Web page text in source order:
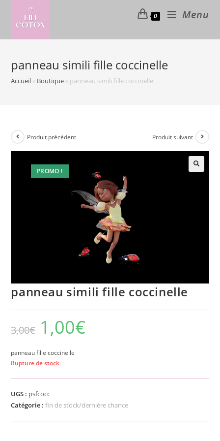
content
0 Menu
panneau simili fille coccinelle
Accueil » Boutique » panneau simili fille coccinelle
PROMO !
Produit précédent Produit suivant
panneau simili fille coccinelle
3,00€ 1,00€
panneau fille coccinelle
Rupture de stock
UGS : psfcocc
Catégorie :fin de stock/dernière chance